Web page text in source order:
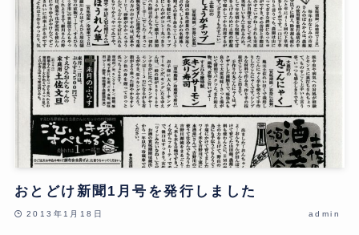
おとどけ新聞1月号を発行しました
2013年1月18日 admin